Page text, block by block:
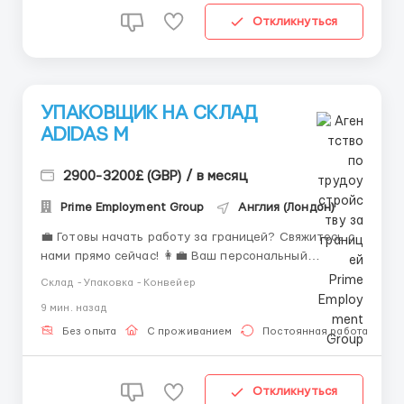
Откликнуться
УПАКОВЩИК НА СКЛАД
ADIDAS М
2900-3200£ (GBP) / в месяц
Prime Employment Group Англия (Лондон)
💼 Готовы начать работу за границей? Свяжитесь с
нами прямо сейчас! 👩‍💼 Ваш персональный
992 627 └ +44 7746 566 931 ✈️ Telegram: └ +44 7353
957 710 ✨ Напишите нам — и сделайте первый шаг к
новой работе и достойному заработку! ...
Склад - Упаковка - Конвейер
9 мин. назад
Без опыта С проживанием Постоянная работа
Откликнуться